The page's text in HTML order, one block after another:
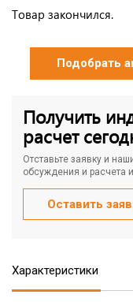
Товар закончился.
Подобрать
Получить
расчет
Отставьте заявку и
обсуждения и расчета
Оставить
Характеристики